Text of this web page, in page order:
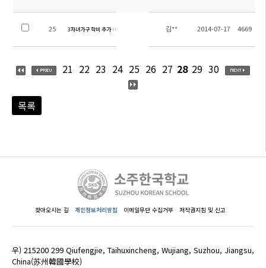
25 3자녀가구 학비 추가 감면 이사회 의결 김** 2014-07-17 4669
21 22 23 24 25 26 27 28 29 30
목록
찾아오시는 길 개인정보처리방침 이메일무단 수집거부 저작권지침 및 신고
우) 215200 299 Qiufengjie, Taihuxincheng, Wujiang, Suzhou, Jiangsu,
China(苏州韓國學校)